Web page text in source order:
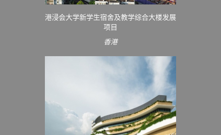
港浸会大学新学生宿舍及教学综合大楼发展
项目
香港